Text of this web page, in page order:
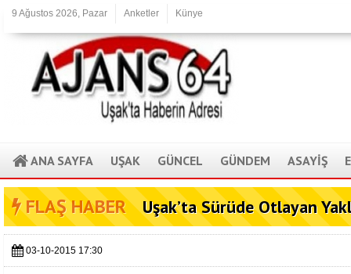
9 Ağustos 2026, Pazar Anketler Künye
ANA SAYFA UŞAK GÜNCEL GÜNDEM ASAYİŞ
FLAŞ HABER Uşak’ta Sürüde Otlayan
03-10-2015 17:30